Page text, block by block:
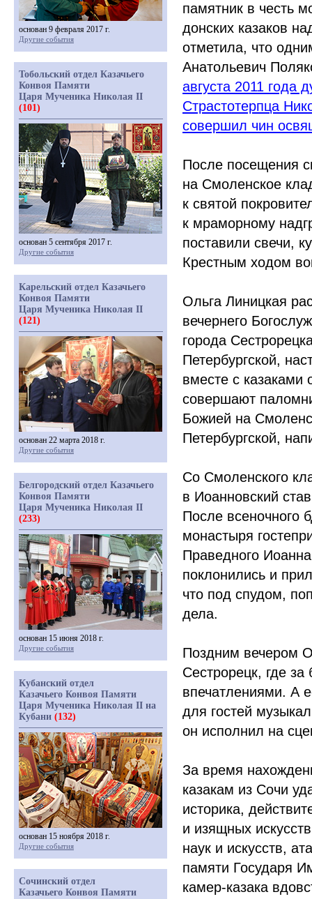
памятник в честь
донских казаков
отметила, что
Анатольевич
августа 2011 года
Страстотерпца
совершил чин
После посещения
на Смоленское
к святой
к мраморному
поставили свечи,
Крестным ходом
Ольга Линицкая
вечернего
города
Петербургской,
вместе с казаками
совершают
Божией на
Петербургской,
Со Смоленского
в Иоанновский
После всеночного
монастыря
Праведного
поклонились и
что под спудом,
дела.
Поздним вечером
Сестрорецк, где за
впечатлениями. А
для гостей
он исполнил на
За время
казакам из Сочи
историка,
и изящных
наук и искусств,
памяти Государя
камер-казака
основан 9 февраля 2017 г.
Другие события
Тобольский отдел Казачьего
Конвоя Памяти
Царя Мученика Николая II
(101)
основан 5 сентября 2017 г.
Другие события
Карельский отдел Казачьего
Конвоя Памяти
Царя Мученика Николая II
(121)
основан 22 марта 2018 г.
Другие события
Белгородский отдел Казачьего
Конвоя Памяти
Царя Мученика Николая II
(233)
основан 15 июня 2018 г.
Другие события
Кубанский отдел
Казачьего Конвоя Памяти
Царя Мученика Николая II на
Кубани (132)
основан 15 ноября 2018 г.
Другие события
Сочинский отдел
Казачьего Конвоя Памяти